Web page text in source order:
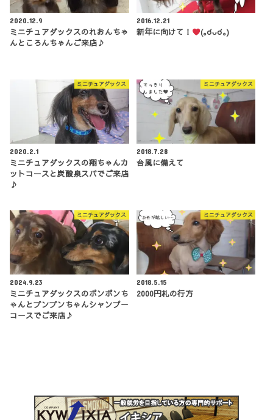
2020.12.9
ミニチュアダックスのれおんちゃ
んところんちゃんご来店♪
2016.12.21
新年に向けて！ (｡☌ᴗ☌｡)
ミニチュアダックス
2020.2.1
ミニチュアダックスの翔ちゃんカ
ットコースと炭酸泉スパでご来店
♪
ミニチュアダックス
2018.7.28
台風に備えて
ミニチュアダックス
2024.9.23
ミニチュアダックスのボンボンち
ゃんとブンブンちゃんシャンプー
コースでご来店♪
ミニチュアダックス
2018.5.15
2000円札の行方